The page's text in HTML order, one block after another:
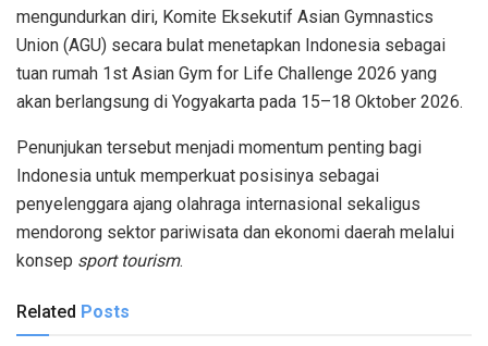
mengundurkan diri, Komite Eksekutif Asian Gymnastics
Union (AGU) secara bulat menetapkan Indonesia sebagai
tuan rumah 1st Asian Gym for Life Challenge 2026 yang
akan berlangsung di Yogyakarta pada 15–18 Oktober 2026.
Penunjukan tersebut menjadi momentum penting bagi
Indonesia untuk memperkuat posisinya sebagai
penyelenggara ajang olahraga internasional sekaligus
mendorong sektor pariwisata dan ekonomi daerah melalui
konsep sport tourism.
Related Posts